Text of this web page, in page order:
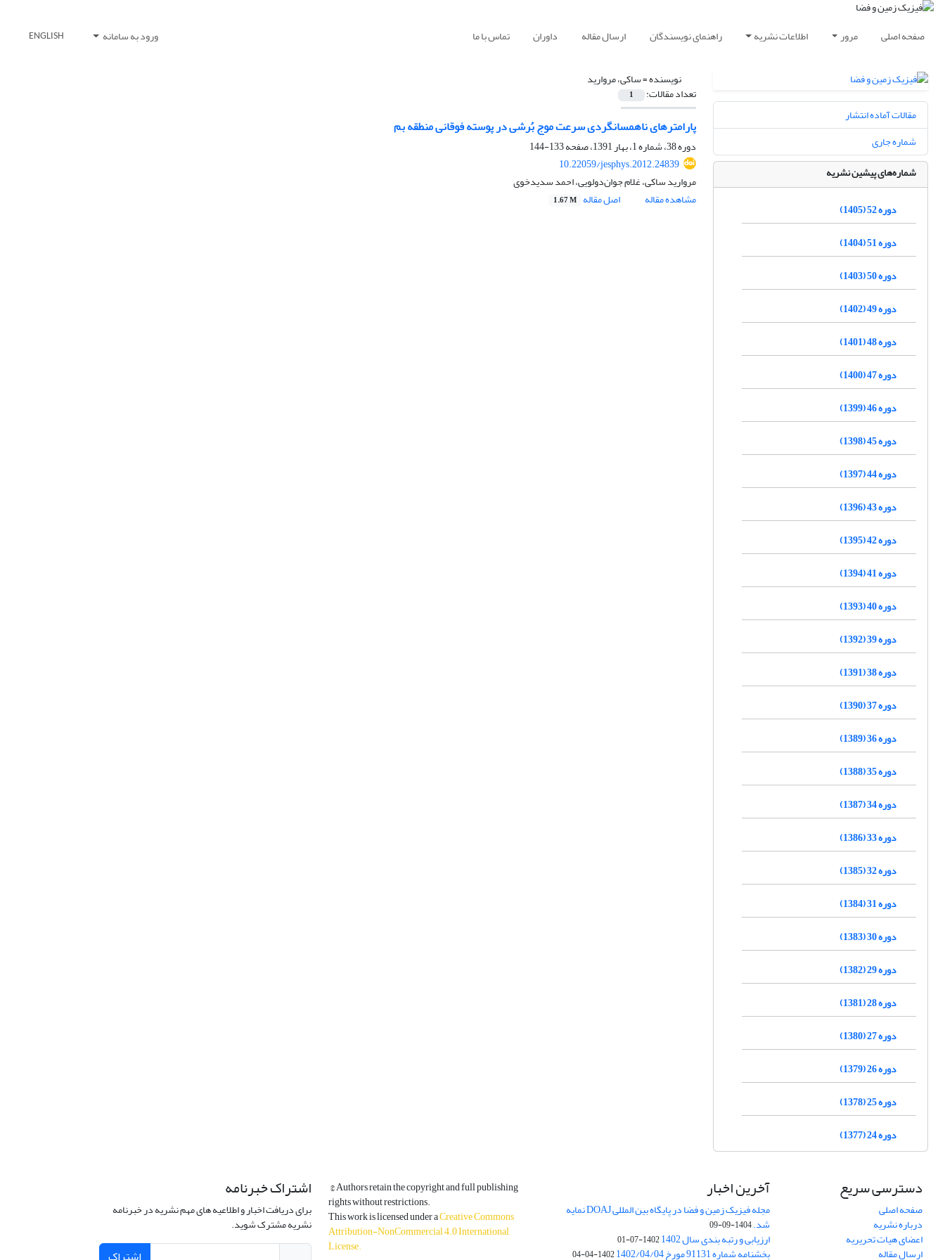
صفحه اصلی مرور اطلاعات نشریه راهنمای نویسندگان ارسال مقاله داوران تماس با ما ورود به سامانه ENGLISH
نویسنده =ساکی، مروارید
تعداد مقالات: 1
پارامترهای ناهمسانگردی سرعت موج بُرشی در پوسته فوقانی منطقه بم
دوره 38، شماره 1، بهار 1391، صفحه
133-144
10.22059/jesphys.2012.24839
مروارید ساکی، غلام جوان‌دولویی، احمد سدیدخوی
مشاهده مقاله
اصل مقاله 1.67 M
مقالات آماده انتشار
شماره جاری
شماره‌های پیشین نشریه
دوره 52 (1405)
دوره 51 (1404)
دوره 50 (1403)
دوره 49 (1402)
دوره 48 (1401)
دوره 47 (1400)
دوره 46 (1399)
دوره 45 (1398)
دوره 44 (1397)
دوره 43 (1396)
دوره 42 (1395)
دوره 41 (1394)
دوره 40 (1393)
دوره 39 (1392)
دوره 38 (1391)
دوره 37 (1390)
دوره 36 (1389)
دوره 35 (1388)
دوره 34 (1387)
دوره 33 (1386)
دوره 32 (1385)
دوره 31 (1384)
دوره 30 (1383)
دوره 29 (1382)
دوره 28 (1381)
دوره 27 (1380)
دوره 26 (1379)
دوره 25 (1378)
دوره 24 (1377)
دسترسی سریع
صفحه اصلی
درباره نشریه
اعضای هیات تحریریه
ارسال مقاله
آخرین اخبار
مجله فیزیک زمین و فضا در پایگاه بین المللی DOAJ نمایه
شد.1404-09-09
ارزیابی و رتبه بندی سال 1402 1402-07-01
بخشنامه شماره 91131 مورخ 1402/04/04 1402-04-04
© Authors retain the copyright and full publishing
rights without restrictions.
This work is licensed under aCreative Commons
Attribution-NonCommercial 4.0 International
License.
اشتراک خبرنامه
برای دریافت اخبار و اطلاعیه های مهم نشریه در خبرنامه
نشریه مشترک شوید.